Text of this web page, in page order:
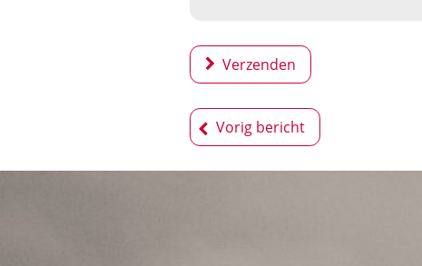
Verzenden
Bericht
navigatie
Vorig bericht